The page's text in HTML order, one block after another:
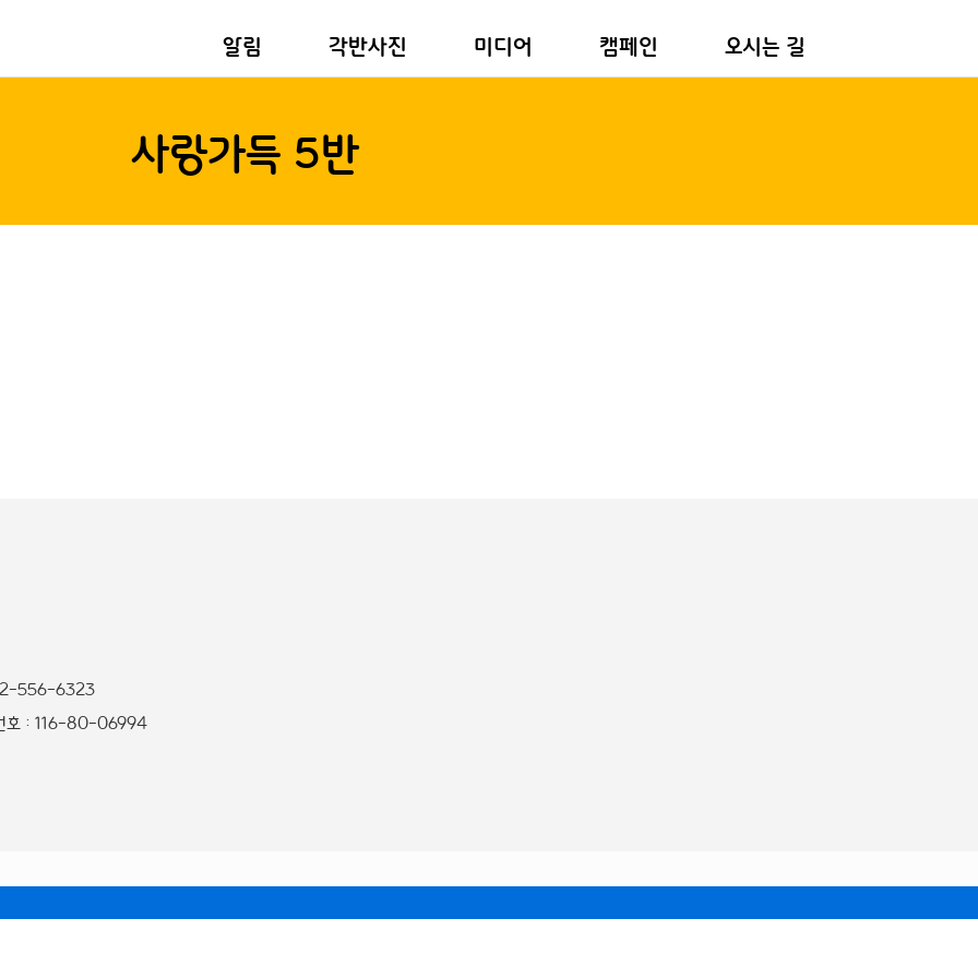
알림 각반사진 미디어 캠페인 오시는 길
사랑가득 5반
556-6323
호 : 116-80-06994